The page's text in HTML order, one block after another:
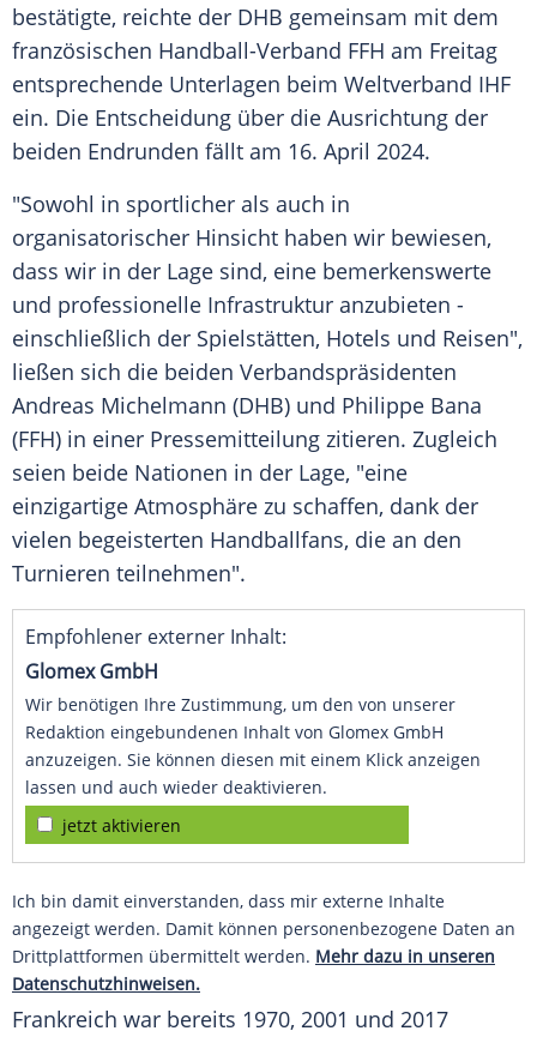
bestätigte, reichte der DHB gemeinsam mit dem
französischen Handball-Verband FFH am Freitag
entsprechende Unterlagen beim Weltverband IHF
ein. Die Entscheidung über die Ausrichtung der
beiden Endrunden fällt am 16. April 2024.
"Sowohl in sportlicher als auch in
organisatorischer Hinsicht haben wir bewiesen,
dass wir in der Lage sind, eine bemerkenswerte
und professionelle Infrastruktur anzubieten -
einschließlich der Spielstätten, Hotels und Reisen",
ließen sich die beiden Verbandspräsidenten
Andreas Michelmann (DHB) und Philippe Bana
(FFH) in einer Pressemitteilung zitieren. Zugleich
seien beide Nationen in der Lage, "eine
einzigartige Atmosphäre zu schaffen, dank der
vielen begeisterten Handballfans, die an den
Turnieren teilnehmen".
Empfohlener externer Inhalt:
Glomex GmbH
Wir benötigen Ihre Zustimmung, um den von unserer
Redaktion eingebundenen Inhalt von Glomex GmbH
anzuzeigen. Sie können diesen mit einem Klick anzeigen
lassen und auch wieder deaktivieren.
jetzt aktivieren
Ich bin damit einverstanden, dass mir externe Inhalte
angezeigt werden. Damit können personenbezogene Daten an
Drittplattformen übermittelt werden. Mehr dazu in unseren
Datenschutzhinweisen.
Frankreich war bereits 1970, 2001 und 2017